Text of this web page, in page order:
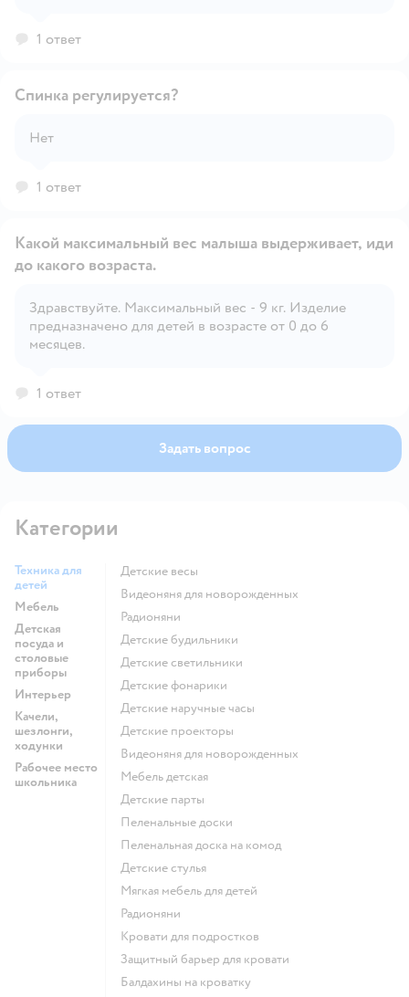
1 ответ
Спинка регулируется?
Нет
1 ответ
Открыть вопрос
Какой максимальный вес малыша выдерживает, иди
до какого возраста.
Здравствуйте. Максимальный вес - 9 кг. Изделие
предназначено для детей в возрасте от 0 до 6
месяцев.
1 ответ
Задать вопрос
Категории
Техника для
детей
Мебель
Детская
посуда и
столовые
приборы
Интерьер
Качели,
шезлонги,
ходунки
Рабочее место
школьника
Детские весы
Видеоняня для новорожденных
Радионяни
Детские будильники
Детские светильники
Детские фонарики
Детские наручные часы
Детские проекторы
Видеоняня для новорожденных
Мебель детская
Детские парты
Пеленальные доски
Пеленальная доска на комод
Детские стулья
Мягкая мебель для детей
Радионяни
Кровати для подростков
Защитный барьер для кровати
Балдахины на кроватку